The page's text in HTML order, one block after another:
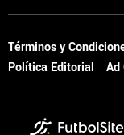
Términos y
Política Editorial
Ad